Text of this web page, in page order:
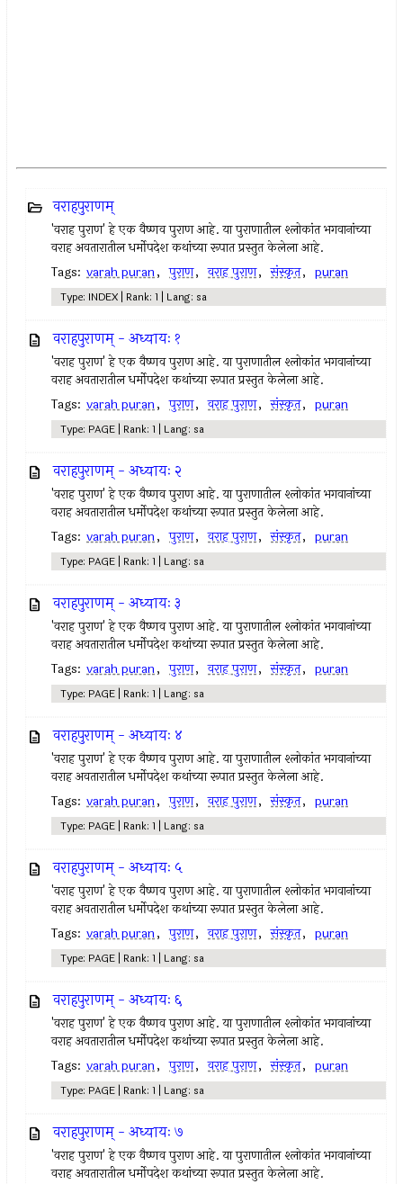
वराहपुराणम्
'वराह पुराण' हे एक वैष्णव पुराण आहे. या पुराणातील श्लोकांत भगवानांच्या
वराह अवतारातील धर्मोपदेश कथांच्या रूपात प्रस्तुत केलेला आहे.
Tags: varah puran, पुराण, वराह पुराण, संस्कृत, puran
Type: INDEX | Rank: 1 | Lang: sa
वराहपुराणम् - अध्यायः १
'वराह पुराण' हे एक वैष्णव पुराण आहे. या पुराणातील श्लोकांत भगवानांच्या
वराह अवतारातील धर्मोपदेश कथांच्या रूपात प्रस्तुत केलेला आहे.
Tags: varah puran, पुराण, वराह पुराण, संस्कृत, puran
Type: PAGE | Rank: 1 | Lang: sa
वराहपुराणम् - अध्यायः २
'वराह पुराण' हे एक वैष्णव पुराण आहे. या पुराणातील श्लोकांत भगवानांच्या
वराह अवतारातील धर्मोपदेश कथांच्या रूपात प्रस्तुत केलेला आहे.
Tags: varah puran, पुराण, वराह पुराण, संस्कृत, puran
Type: PAGE | Rank: 1 | Lang: sa
वराहपुराणम् - अध्यायः ३
'वराह पुराण' हे एक वैष्णव पुराण आहे. या पुराणातील श्लोकांत भगवानांच्या
वराह अवतारातील धर्मोपदेश कथांच्या रूपात प्रस्तुत केलेला आहे.
Tags: varah puran, पुराण, वराह पुराण, संस्कृत, puran
Type: PAGE | Rank: 1 | Lang: sa
वराहपुराणम् - अध्यायः ४
'वराह पुराण' हे एक वैष्णव पुराण आहे. या पुराणातील श्लोकांत भगवानांच्या
वराह अवतारातील धर्मोपदेश कथांच्या रूपात प्रस्तुत केलेला आहे.
Tags: varah puran, पुराण, वराह पुराण, संस्कृत, puran
Type: PAGE | Rank: 1 | Lang: sa
वराहपुराणम् - अध्यायः ५
'वराह पुराण' हे एक वैष्णव पुराण आहे. या पुराणातील श्लोकांत भगवानांच्या
वराह अवतारातील धर्मोपदेश कथांच्या रूपात प्रस्तुत केलेला आहे.
Tags: varah puran, पुराण, वराह पुराण, संस्कृत, puran
Type: PAGE | Rank: 1 | Lang: sa
वराहपुराणम् - अध्यायः ६
'वराह पुराण' हे एक वैष्णव पुराण आहे. या पुराणातील श्लोकांत भगवानांच्या
वराह अवतारातील धर्मोपदेश कथांच्या रूपात प्रस्तुत केलेला आहे.
Tags: varah puran, पुराण, वराह पुराण, संस्कृत, puran
Type: PAGE | Rank: 1 | Lang: sa
वराहपुराणम् - अध्यायः ७
'वराह पुराण' हे एक वैष्णव पुराण आहे. या पुराणातील श्लोकांत भगवानांच्या
वराह अवतारातील धर्मोपदेश कथांच्या रूपात प्रस्तुत केलेला आहे.